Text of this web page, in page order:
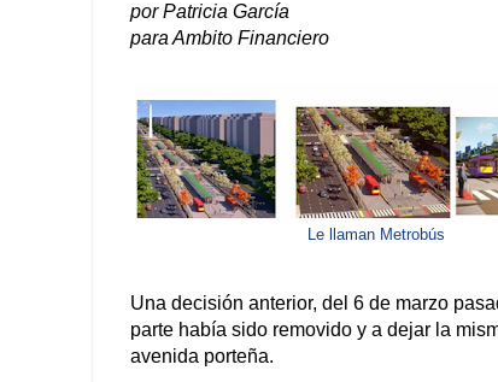
por Patricia García
para Ambito Financiero
Le llaman Metrobús
Una decisión anterior, del 6 de marzo
parte había sido removido y a dejar la
avenida porteña.